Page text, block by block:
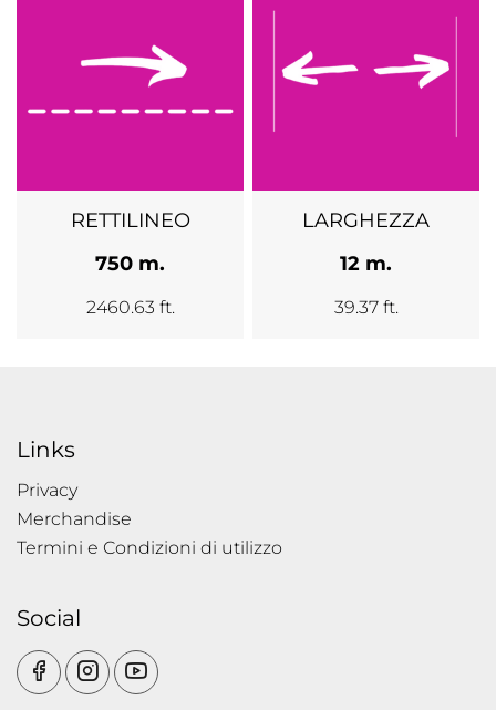
RETTILINEO
750 m.
2460.63 ft.
LARGHEZZA
12 m.
39.37 ft.
Links
Privacy
Merchandise
Termini e Condizioni di utilizzo
Social